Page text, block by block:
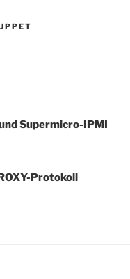
Supermicro-IPMI
Protokoll